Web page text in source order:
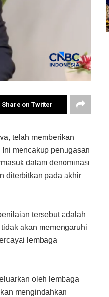
Share on Twitter
telah memberikan
mencakup penugasan
dalam denominasi
diterbitkan pada akhir
tersebut adalah
akan memengaruhi
lembaga
oleh lembaga
mengindahkan